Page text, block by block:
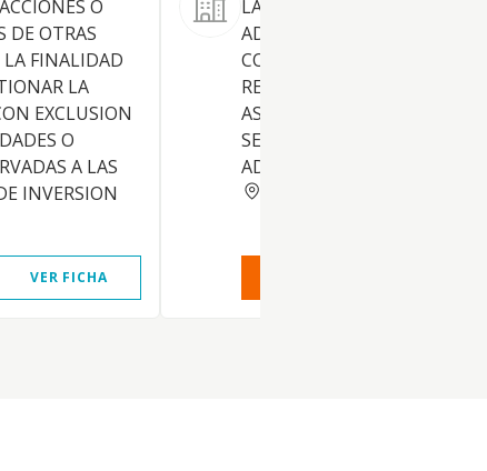
O
DE OTRAS
FINALIDAD
LA
EXCLUSION
O
A LAS
INVERSION
VER FICHA
LA COMPRA VENTA
ADMINISTRACION,
CONSTRUCCION,
REHABILITACION DE
ASI COMO LA PRESTACION
SERVICIOS DE
ADMINISTRATIVO A